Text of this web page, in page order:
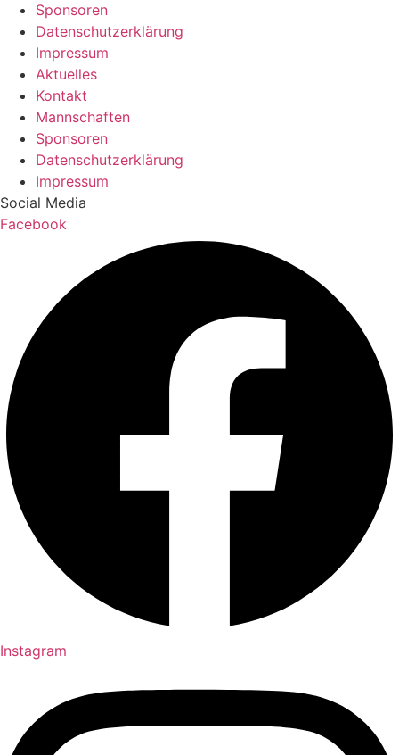
Sponsoren
Datenschutzerklärung
Impressum
Aktuelles
Kontakt
Mannschaften
Sponsoren
Datenschutzerklärung
Impressum
Social Media
Facebook
Instagram